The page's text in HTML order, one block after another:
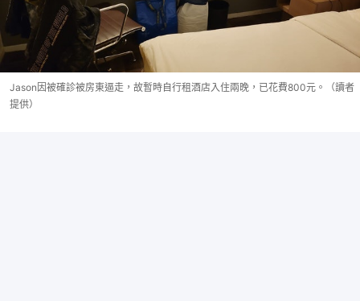
Jason因被確診被房東逼走，故暫時自行租酒店入住兩晚，已花費800元。（讀者
提供）